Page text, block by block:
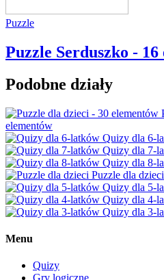
Puzzle
Puzzle Serduszko -
Podobne działy
elementów
Quizy dla 6-
Quizy dla 7-
Quizy dla 8-
Puzzle dla dzieci
Quizy dla 5-
Quizy dla 4-
Quizy dla 3-
Menu
Quizy